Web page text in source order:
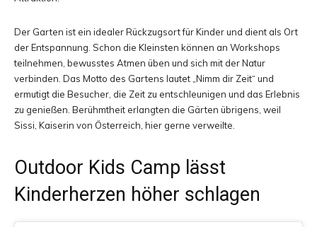
Der Garten ist ein idealer Rückzugsort für Kinder und dient als Ort
der Entspannung. Schon die Kleinsten können an Workshops
teilnehmen, bewusstes Atmen üben und sich mit der Natur
verbinden. Das Motto des Gartens lautet „Nimm dir Zeit“ und
ermutigt die Besucher, die Zeit zu entschleunigen und das Erlebnis
zu genießen. Berühmtheit erlangten die Gärten übrigens, weil
Sissi, Kaiserin von Österreich, hier gerne verweilte.
Outdoor Kids Camp lässt
Kinderherzen höher schlagen